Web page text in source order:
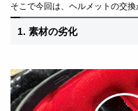
そこで今回は、ヘルメットの交
1. 素材の劣化